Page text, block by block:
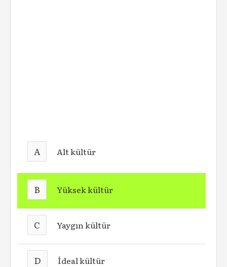
A Alt kültür
B Yüksek kültür
C Yaygın kültür
D İdeal kültür